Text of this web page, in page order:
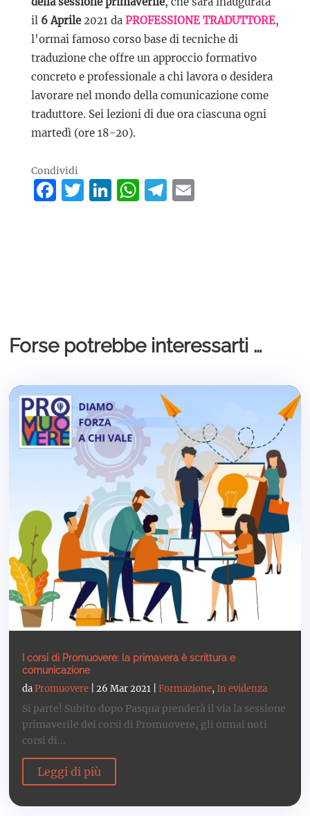
il 6 Aprile2021 da PROFESSIONE TRADUTTORE,
l’ormai famoso corso base di tecniche di
traduzione che offre un approccio formativo
concreto e professionale a chi lavora o desidera
lavorare nel mondo della comunicazione come
traduttore. Sei lezioni di due ora ciascuna ogni
martedì (ore 18-20).
Condividi
Facebook
Twitter
LinkedIn
WhatsApp
Telegram
Email
Forse potrebbe interessarti …
I corsi di Promuovere: la primavera è scrittura e
comunicazione
daPromuovere |26 Mar 2021 |Formazione,In evidenza
Si parte! Subito dopo Pasqua prenderà il via la sessione
primaverile dei corsi di Promuovere, gli ormai noti
corsi di...
Leggi di più